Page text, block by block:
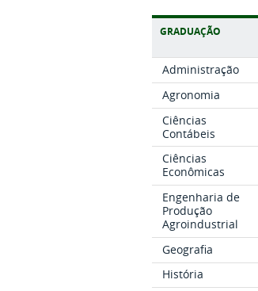
GRADUAÇÃO
Administração
Agronomia
Ciências
Contábeis
Ciências
Econômicas
Engenharia de
Produção
Agroindustrial
Geografia
História